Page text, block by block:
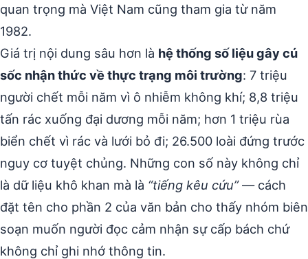
quan trọng mà Việt Nam cũng tham gia từ năm
1982.
Giá trị nội dung sâu hơn là hệ thống số liệu gây cú
sốc nhận thức về thực trạng môi trường: 7 triệu
người chết mỗi năm vì ô nhiễm không khí; 8,8 triệu
tấn rác xuống đại dương mỗi năm; hơn 1 triệu rùa
biển chết vì rác và lưới bỏ đi; 26.500 loài đứng trước
nguy cơ tuyệt chủng. Những con số này không chỉ
là dữ liệu khô khan mà là “tiếng kêu cứu”— cách
đặt tên cho phần 2 của văn bản cho thấy nhóm biên
soạn muốn người đọc cảm nhận sự cấp bách chứ
không chỉ ghi nhớ thông tin.